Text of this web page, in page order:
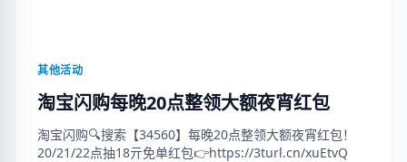
其他活动
淘宝闪购每晚20点整领大额夜宵红包
淘宝闪购🔍搜索【34560】每晚20点整领大额夜宵红包！
20/21/22点抽18亓免单红包👉https://3turl.cn/xuEtvQ